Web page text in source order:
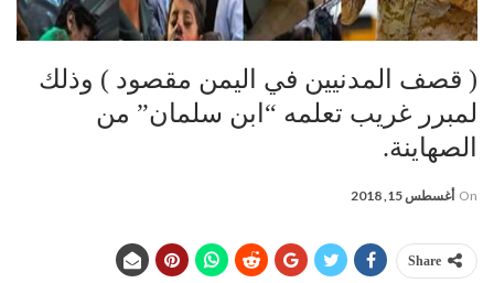
( قصف المدنيين في اليمن مقصود ) وذلك
لمبرر غريب تعلمه “ابن سلمان” من
الصهاينة.
On أغسطس 15, 2018
Share